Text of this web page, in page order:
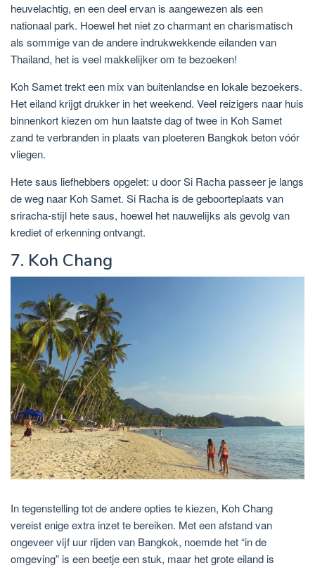
heuvelachtig, en een deel ervan is aangewezen als een
nationaal park. Hoewel het niet zo charmant en charismatisch
als sommige van de andere indrukwekkende eilanden van
Thailand, het is veel makkelijker om te bezoeken!
Koh Samet trekt een mix van buitenlandse en lokale bezoekers.
Het eiland krijgt drukker in het weekend. Veel reizigers naar huis
binnenkort kiezen om hun laatste dag of twee in Koh Samet
zand te verbranden in plaats van ploeteren Bangkok beton vóór
vliegen.
Hete saus liefhebbers opgelet: u door Si Racha passeer je langs
de weg naar Koh Samet. Si Racha is de geboorteplaats van
sriracha-stijl hete saus, hoewel het nauwelijks als gevolg van
krediet of erkenning ontvangt.
7. Koh Chang
In tegenstelling tot de andere opties te kiezen, Koh Chang
vereist enige extra inzet te bereiken. Met een afstand van
ongeveer vijf uur rijden van Bangkok, noemde het “in de
omgeving” is een beetje een stuk, maar het grote eiland is